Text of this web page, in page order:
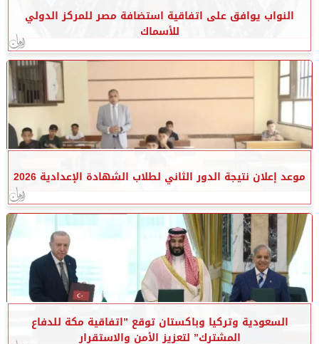
النواب يوافق على اتفاقية استضافة مصر للمركز الدولي
للأسماك
موعد إعلان نتيجة الدور الثاني لطلاب الشهادة الإعدادية 2026
السعودية وتركيا وباكستان توقع ”اتفاقية مكة للدفاع
المشترك” لتعزيز الأمن والاستقرار